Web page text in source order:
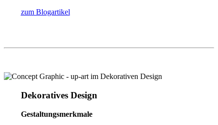
zum Blogartikel
Dekoratives Design
Gestaltungsmerkmale